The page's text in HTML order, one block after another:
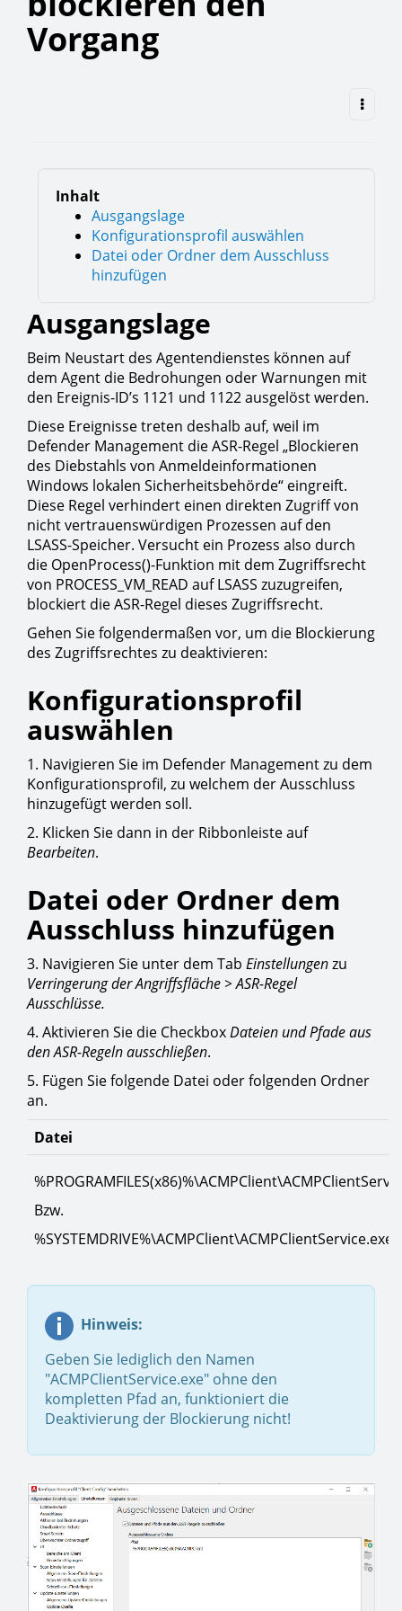
Vorgang
Inhalt
Ausgangslage
Konfigurationsprofil auswählen
Datei oder Ordner dem Ausschluss
hinzufügen
Ausgangslage
Beim Neustart des Agentendienstes können auf
dem Agent die Bedrohungen oder Warnungen mit
den Ereignis-ID’s 1121 und 1122 ausgelöst werden.
Diese Ereignisse treten deshalb auf, weil im
Defender Management die ASR-Regel „Blockieren
des Diebstahls von Anmeldeinformationen
Windows lokalen Sicherheitsbehörde“ eingreift.
Diese Regel verhindert einen direkten Zugriff von
nicht vertrauenswürdigen Prozessen auf den
LSASS-Speicher. Versucht ein Prozess also durch
die OpenProcess()-Funktion mit dem Zugriffsrecht
von PROCESS_VM_READ auf LSASS zuzugreifen,
blockiert die ASR-Regel dieses Zugriffsrecht.
Gehen Sie folgendermaßen vor, um die Blockierung
des Zugriffsrechtes zu deaktivieren:
Konfigurationsprofil
auswählen
1. Navigieren Sie im Defender Management zu dem
Konfigurationsprofil, zu welchem der Ausschluss
hinzugefügt werden soll.
2. Klicken Sie dann in der Ribbonleiste auf
Bearbeiten.
Datei oder Ordner dem
Ausschluss hinzufügen
3. Navigieren Sie unter dem Tab Einstellungenzu
Verringerung der Angriffsfläche > ASR-Regel
Ausschlüsse.
4. Aktivieren Sie die CheckboxDateien und Pfade aus
den ASR-Regeln ausschließen.
5. Fügen Sie folgende Datei oder folgenden Ordner
an.
Datei
Bzw.
%SYSTEMDRIVE%\ACMPClient\ACMPClientService.exe
Hinweis:
Geben Sie lediglich den Namen
"ACMPClientService.exe" ohne den
kompletten Pfad an, funktioniert die
Deaktivierung der Blockierung nicht!